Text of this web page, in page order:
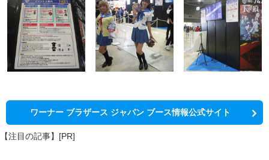
ワーナー ブラザース ジャパン ブース情報公式サイト
【注目の記事】[PR]